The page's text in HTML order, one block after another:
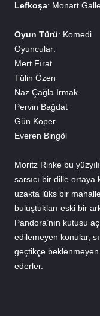
Lefkoşa: Monart
Oyun Türü: Komedi
Oyuncular:
Mert Fırat
Tülin Özen
Naz Çağla Irmak
Pervin Bağdat
Gün Koper
Everen Bingöl
Moritz Rinke bu
sarsıcı bir dille
uzakta lüks bir
buluştukları eski bir
Pandora’nın kutusu
edilemeyen konular,
geçtikçe beklenmeyen
ederler.